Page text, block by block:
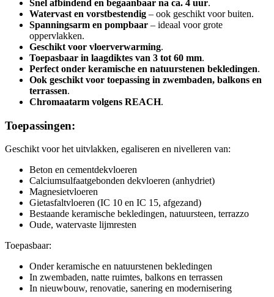
Snel afbindend en begaanbaar na ca. 4 uur.
Watervast en vorstbestendig – ook geschikt voor buiten.
Spanningsarm en pompbaar – ideaal voor grote
oppervlakken.
Geschikt voor vloerverwarming.
Toepasbaar in laagdiktes van 3 tot 60 mm.
Perfect onder keramische en natuurstenen bekledingen.
Ook geschikt voor toepassing in zwembaden, balkons en
terrassen.
Chromaatarm volgens REACH.
Toepassingen:
Geschikt voor het uitvlakken, egaliseren en nivelleren van:
Beton en cementdekvloeren
Calciumsulfaatgebonden dekvloeren (anhydriet)
Magnesietvloeren
Gietasfaltvloeren (IC 10 en IC 15, afgezand)
Bestaande keramische bekledingen, natuursteen, terrazzo
Oude, watervaste lijmresten
Toepasbaar:
Onder keramische en natuurstenen bekledingen
In zwembaden, natte ruimtes, balkons en terrassen
In nieuwbouw, renovatie, sanering en modernisering